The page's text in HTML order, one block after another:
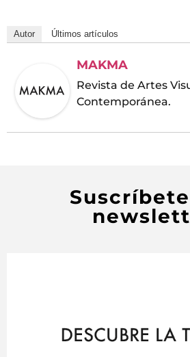
Autor Últimos artículos
MAKMA
Revista de Artes
Contemporánea.